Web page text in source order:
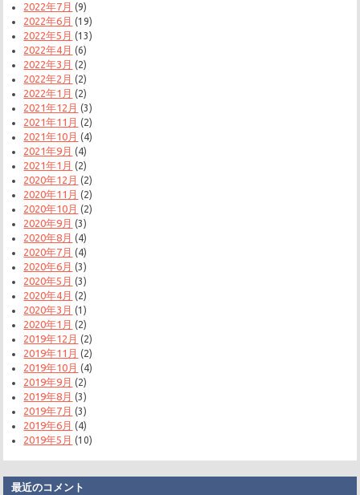
2022年7月 (9)
2022年6月 (19)
2022年5月 (13)
2022年4月 (6)
2022年3月 (2)
2022年2月 (2)
2022年1月 (2)
2021年12月 (3)
2021年11月 (2)
2021年10月 (4)
2021年9月 (4)
2021年1月 (2)
2020年12月 (2)
2020年11月 (2)
2020年10月 (2)
2020年9月 (3)
2020年8月 (4)
2020年7月 (4)
2020年6月 (3)
2020年5月 (3)
2020年4月 (2)
2020年3月 (1)
2020年1月 (2)
2019年12月 (2)
2019年11月 (2)
2019年10月 (4)
2019年9月 (2)
2019年8月 (3)
2019年7月 (3)
2019年6月 (4)
2019年5月 (10)
最近のコメント